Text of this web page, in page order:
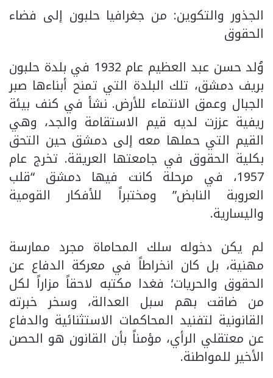
​الجذور والتكوين: من جغرافيا حلبون إلى فضاء
الحقوق
​وُلد حسن عبد العظيم عام 1932 في بلدة حلبون
بريف دمشق، تلك البلدة التي تمنح أبناءها صبر
الجبال وعمق الانتماء للأرض. نشأ في كنف بيئة
ريفية عززت لديه قيم الاستقامة والجد، وهي
القيم التي حملها معه إلى دمشق حين التحق
بكلية الحقوق في جامعتها العريقة. تخرج عام
1957، في مرحلة كانت فيها دمشق “قلب
العروبة النابض” ومختبراً للأفكار القومية
واليسارية.
​لم يكن دخوله سلك المحاماة مجرد ممارسة
مهنية، بل كان انخراطاً في معركة الدفاع عن
الحقوق والحريات؛ فغدا مكتبه لاحقاً مزاراً لكل
من ضاقت بهم سبل العدالة، وسخر خبرته
القانونية لتفنيد المحاكمات الاستثنائية والدفاع
عن معتقلي الرأي، مؤمناً بأن القانون هو الحصن
الأخير للمواطنة.